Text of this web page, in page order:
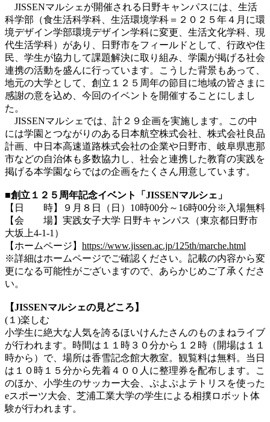
JISSENマルシェが開催される日野キャンパスには、生活
科学部（食生活科学科、生活環境学科＝２０２５年４月に環
境デザイン学部環境デザイン学科に変更、生活文化学科、現
代生活学科）があり、日野市をフィールドとして、行政や住
民、学生が協力して課題解決に取り組み、学園が掲げる社会
連携の活動を盛んに行っています。こうした背景もあって、
地元の大学として、創立１２５周年の節目に地域の皆さまに
感謝の意を込め、今回のイベントを開催することにしまし
た。
JISSENマルシェでは、計２９企画を実施します。この中
には学園とつながりのある日本航空株式会社、株式会社良品
計画、中日本高速道路株式会社の企業や日野市、岐阜県恵那
市などの自治体も多数協力し、社会と連携した教育の実践を
掲げる本学園ならではの企画をたくさん用意しています。
■創立１２５周年記念イベント「JISSENマルシェ」
【日 時】９月８日（日）10時00分～16時00分※入場無料
【会 場】 実践女子大学 日野キャンパス
（東京都日野市
大坂上4-1-1）
【ホームページ】 https://www.jissen.ac.jp/125th/marche.html
※詳細はホームページでご確認ください。記載の内容から変
更になる可能性がございますので、あらかじめご了承くださ
い。
【JISSENマルシェの見どころ】
(１)楽しむ
小学生に絶大な人気を誇るほいけんたさんのものまねライブ
が行われます。時間は１１時３０分から１２時（開場は１１
時から）で、場所は香雪記念館大教室。観覧料は無料。当日
は１０時１５分から先着４００人に整理券を配布します。こ
のほか、小学生のサッカー大会、ぷよぷよテトリスを使った
eスポーツ大会、芝浦工業大学の学生による相撲ロボット体
験が行われます。